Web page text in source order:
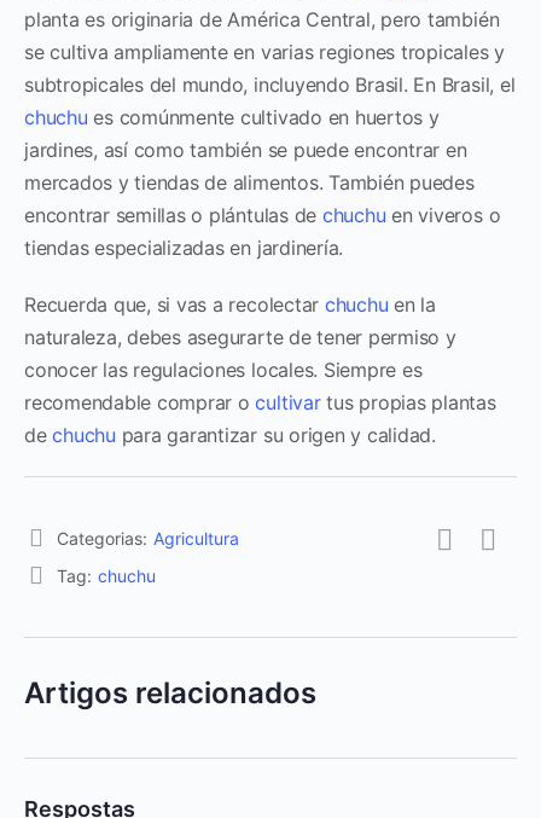
planta es originaria de América Central, pero también
se cultiva ampliamente en varias regiones tropicales y
subtropicales del mundo, incluyendo Brasil. En Brasil, el
chuchu es comúnmente cultivado en huertos y
jardines, así como también se puede encontrar en
mercados y tiendas de alimentos. También puedes
encontrar semillas o plántulas de chuchu en viveros o
tiendas especializadas en jardinería.
Recuerda que, si vas a recolectar chuchu en la
naturaleza, debes asegurarte de tener permiso y
conocer las regulaciones locales. Siempre es
recomendable comprar ocultivartus propias plantas
dechuchu para garantizar su origen y calidad.
Categorias: Agricultura
Tag: chuchu
Artigos relacionados
Respostas